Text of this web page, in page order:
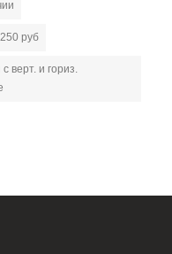
руб
верт. и гориз.